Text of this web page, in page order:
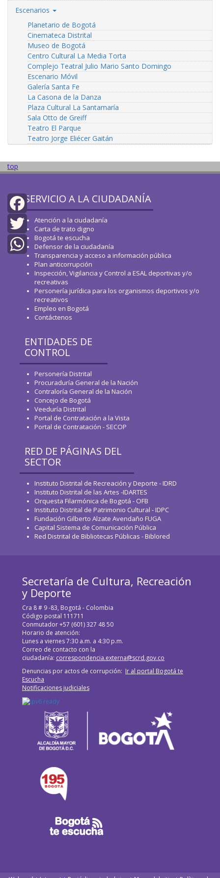
Facebook
Twitter
WhatsApp
Escenarios
Planetario de Bogotá
Cinemateca Distrital
Museo de Bogotá
Centro Cultural La Media Torta
Complejo Teatral Julio Mario Santo Domingo
Escenario Móvil
Galería Santa Fe
La Casona de la Danza
Plaza Cultural La Santamaría
Sala Otto de Greiff
Teatro El Parque
Teatro Jorge Eliécer Gaitán
top
SERVICIO A LA CIUDADANÍA
Atención a la ciudadanía
Carta de trato digno
Bogotá te escucha
Defensor de la ciudadanía
Transparencia y acceso a información pública
Plan anticorrupción
Inspección, Vigilancia y Control a ESAL deportivas y/o
recreativas
Personería jurídica para los organismos deportivos y/o
recreativos
Empleo en Bogotá
Contáctenos
ENTIDADES DE
CONTROL
Personería Distrital
Procuraduría General de la Nación
Contraloría General de la Nación
Concejo de Bogotá
Veeduría Distrital
Portal de Contratación a la Vista
Portal de Contratación - SECOP
RED DE PÁGINAS DEL
SECTOR
Instituto Distrital de Recreación y Deporte - IDRD
Instituto Distrital de las Artes -IDARTES
Orquesta Filarmónica de Bogotá - OFB
Instituto Distrital de Patrimonio Cultural - IDPC
Fundación Gilberto Alzate Avendaño FUGA
Capital Sistema de Comunicación Pública
Red Distrital de Bibliotecas Públicas - Biblored
Secretaría de Cultura, Recreación
y Deporte
Cra 8 # 9 -83, Bogotá - Colombia
Código postal 111711
Conmutador +57 (601) 327 48 50
Horario de atención:
Lunes a viernes 7:30 a.m. a 4:30 p.m.
Correo de contacto con la
ciudadanía: correspondencia.externa@scrd.gov.co
Denuncias por actos de corrupción: Ir al portal Bogotá te
Escucha
Notificaciones judiciales